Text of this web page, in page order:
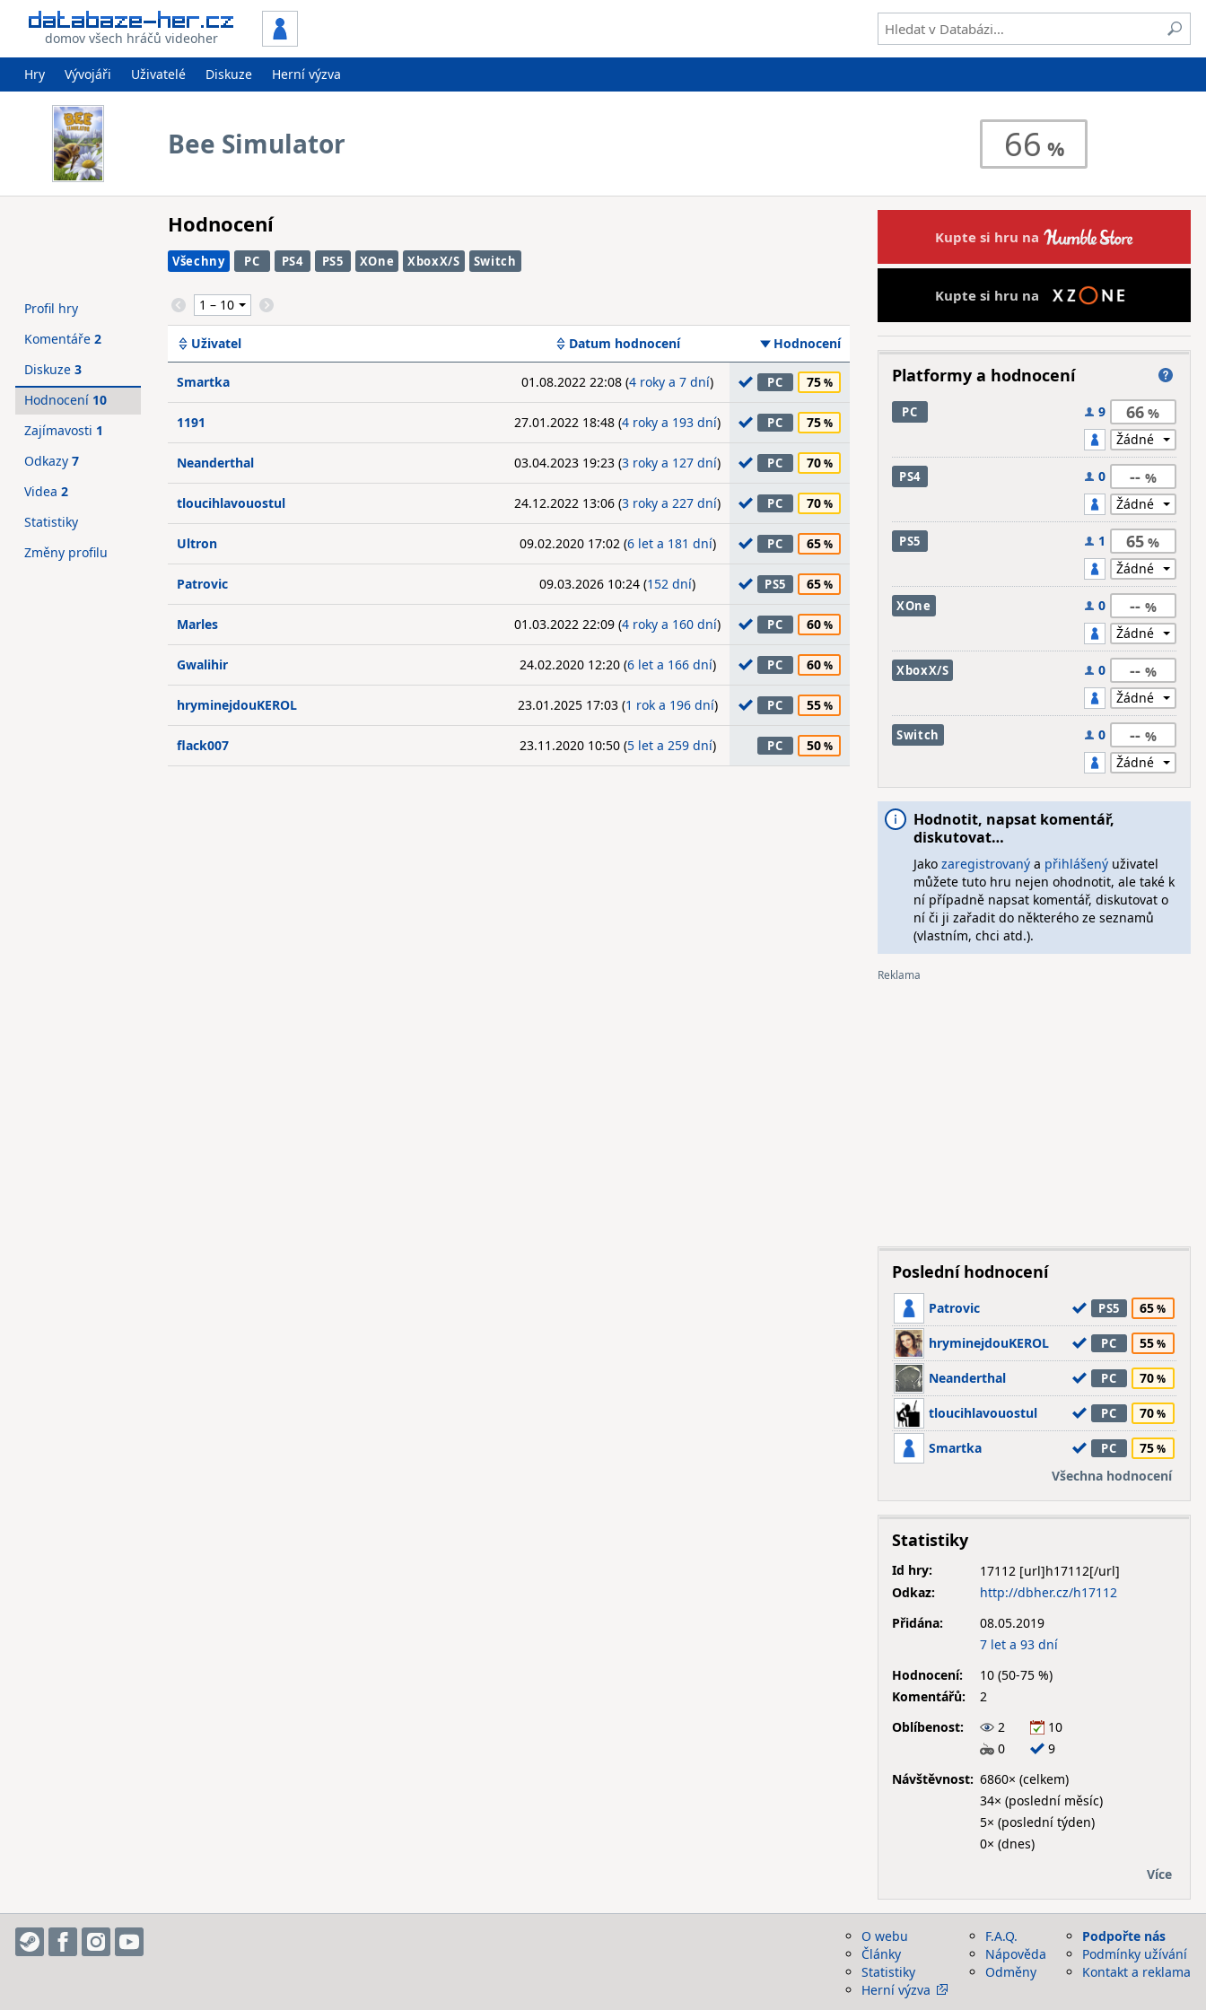
domov všech hráčů videoher
Hry Vývojáři Uživatelé Diskuze Herní výzva
Bee Simulator 66
Hodnocení
Všechny PC PS4 PS5 XOne XboxX/S Switch
Uživatel Datum hodnocení Hodnocení
Smartka 01.08.2022 22:08 (4 roky a 7 dní) PC 75
1191 27.01.2022 18:48 (4 roky a 193 dní) PC 75
Neanderthal 03.04.2023 19:23 (3 roky a 127 dní) PC 70
tloucihlavouostul 24.12.2022 13:06 (3 roky a 227 dní) PC 70
Ultron 09.02.2020 17:02 (6 let a 181 dní) PC 65
Patrovic 09.03.2026 10:24 (152 dní) PS5 65
Marles 01.03.2022 22:09 (4 roky a 160 dní) PC 60
Gwalihir 24.02.2020 12:20 (6 let a 166 dní) PC 60
hryminejdouKEROL 23.01.2025 17:03 (1 rok a 196 dní) PC 55
flack007 23.11.2020 10:50 (5 let a 259 dní) PC 50
Profil hry
Komentáře 2
Diskuze 3
Hodnocení 10
Zajímavosti 1
Odkazy 7
Videa 2
Statistiky
Změny profilu
Kupte si hru na
Kupte si hru na
Platformy a hodnocení
PC 9 66
PS4 0 --
PS5 1 65
XOne 0 --
XboxX/S 0 --
Switch 0 --
Hodnotit, napsat komentář,
diskutovat…
Jako zaregistrovanýa přihlášenýuživatel
můžete tuto hru nejen ohodnotit, ale také k
ní případně napsat komentář, diskutovat o
ní či ji zařadit do některého ze seznamů
(vlastním, chci atd.).
Poslední hodnocení
Patrovic PS5 65
hryminejdouKEROL PC 55
Neanderthal PC 70
tloucihlavouostul PC 70
Smartka PC
75
Všechna hodnocení
Statistiky
Id hry:
17112
Odkaz:
http://dbher.cz/h17112
Přidána:
08.05.2019
7 let a 93 dní
Hodnocení:
10 (50-75 %)
Komentářů:
2
Oblíbenost:
2
10
0
9
Návštěvnost: 6860× (celkem)
34× (poslední měsíc)
5× (poslední týden)
0× (dnes)
Více
O webu
Články
Statistiky
Herní výzva
F.A.Q.
Nápověda
Odměny
Podpořte nás
Podmínky užívání
Kontakt a reklama